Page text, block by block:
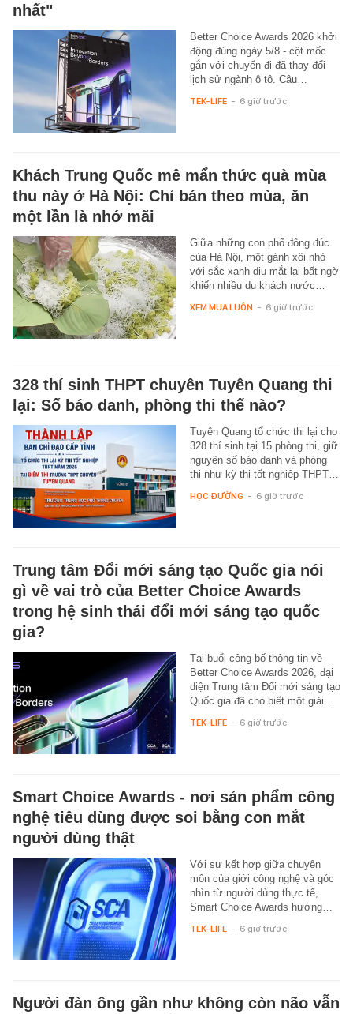
nhất"
Better Choice Awards 2026 khởi
động đúng ngày 5/8 - cột mốc
gắn với chuyến đi đã thay đổi
lịch sử ngành ô tô. Câu…
TEK-LIFE - 6 giờ trước
Khách Trung Quốc mê mẩn thức quà mùa
thu này ở Hà Nội: Chỉ bán theo mùa, ăn
một lần là nhớ mãi
Giữa những con phố đông đúc
của Hà Nội, một gánh xôi nhỏ
với sắc xanh dịu mắt lại bất ngờ
khiến nhiều du khách nước…
XEM MUA LUÔN - 6 giờ trước
328 thí sinh THPT chuyên Tuyên Quang thi
lại: Số báo danh, phòng thi thế nào?
Tuyên Quang tổ chức thi lại cho
328 thí sinh tại 15 phòng thi, giữ
nguyên số báo danh và phòng
thi như kỳ thi tốt nghiệp THPT…
HỌC ĐƯỜNG - 6 giờ trước
Trung tâm Đổi mới sáng tạo Quốc gia nói
gì về vai trò của Better Choice Awards
trong hệ sinh thái đổi mới sáng tạo quốc
gia?
Tại buổi công bố thông tin về
Better Choice Awards 2026, đại
diện Trung tâm Đổi mới sáng tạo
Quốc gia đã cho biết một giải…
TEK-LIFE - 6 giờ trước
Smart Choice Awards - nơi sản phẩm công
nghệ tiêu dùng được soi bằng con mắt
người dùng thật
Với sự kết hợp giữa chuyên
môn của giới công nghệ và góc
nhìn từ người dùng thực tế,
Smart Choice Awards hướng…
TEK-LIFE - 6 giờ trước
Người đàn ông gần như không còn não vẫn